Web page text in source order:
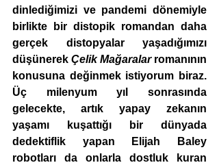
dinlediğimizi ve pandemi dönemiyle
birlikte bir distopik romandan daha
gerçek distopyalar yaşadığımızı
düşünerek Çelik Mağaralar romanının
konusuna değinmek istiyorum biraz.
Üç milenyum yıl sonrasında
gelecekte, artık yapay zekanın
yaşamı kuşattığı bir dünyada
dedektiflik yapan Elijah Baley
robotları da onlarla dostluk kuran